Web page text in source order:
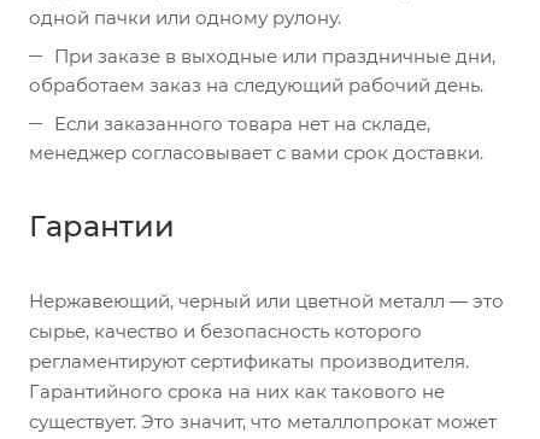
одной пачки или одному рулону.
При заказе в выходные или праздничные дни,
обработаем заказ на следующий рабочий день.
Если заказанного товара нет на складе,
менеджер согласовывает с вами срок доставки.
Гарантии
Нержавеющий, черный или цветной металл — это
сырье, качество и безопасность которого
регламентируют сертификаты производителя.
Гарантийного срока на них как такового не
существует. Это значит, что металлопрокат может